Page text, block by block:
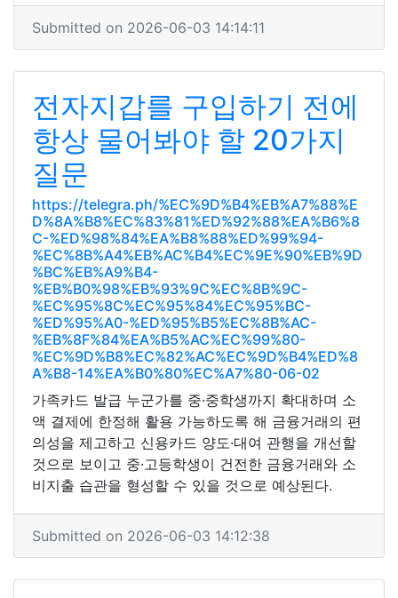
Submitted on 2026-06-03 14:14:11
전자지갑를 구입하기 전에
항상 물어봐야 할 20가지
질문
https://telegra.ph/%EC%9D%B4%EB%A7%88%E
D%8A%B8%EC%83%81%ED%92%88%EA%B6%8
C-%ED%98%84%EA%B8%88%ED%99%94-
%EC%8B%A4%EB%AC%B4%EC%9E%90%EB%9D
%BC%EB%A9%B4-
%EB%B0%98%EB%93%9C%EC%8B%9C-
%EC%95%8C%EC%95%84%EC%95%BC-
%ED%95%A0-%ED%95%B5%EC%8B%AC-
%EB%8F%84%EA%B5%AC%EC%99%80-
%EC%9D%B8%EC%82%AC%EC%9D%B4%ED%8
A%B8-14%EA%B0%80%EC%A7%80-06-02
가족카드 발급 누군가를 중·중학생까지 확대하며 소
액 결제에 한정해 활용 가능하도록 해 금융거래의 편
의성을 제고하고 신용카드 양도·대여 관행을 개선할
것으로 보이고 중·고등학생이 건전한 금융거래와 소
비지출 습관을 형성할 수 있을 것으로 예상된다.
Submitted on 2026-06-03 14:12:38